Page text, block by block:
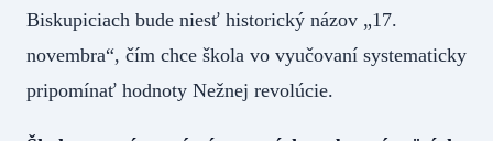
Biskupiciach bude niesť historický názov „17.
novembra“, čím chce škola vo vyučovaní systematicky
pripomínať hodnoty Nežnej revolúcie.